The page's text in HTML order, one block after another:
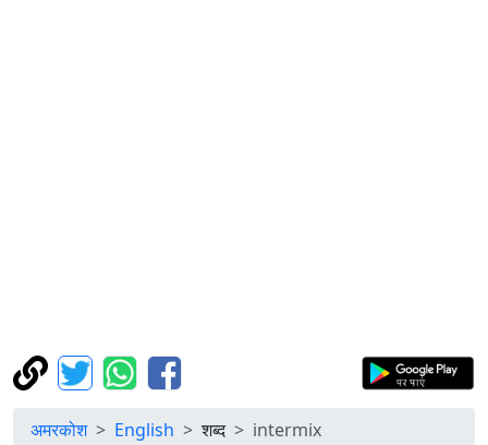
अमरकोश English शब्द intermix